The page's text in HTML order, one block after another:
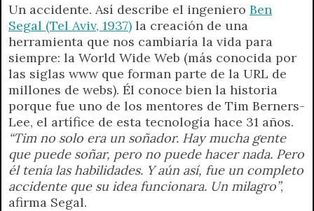
Un accidente. Así describe el ingeniero Ben
Segal (Tel Aviv, 1937) la creación de una
herramienta que nos cambiaría la vida para
siempre: la World Wide Web (más conocida por
las siglas www que forman parte de la URL de
millones de webs). Él conoce bien la historia
porque fue uno de los mentores de Tim Berners-
Lee, el artífice de esta tecnología hace 31 años.
“Tim no solo era un soñador. Hay mucha gente
que puede soñar, pero no puede hacer nada. Pero
él tenía las habilidades. Y aún así, fue un completo
accidente que su idea funcionara. Un milagro”,
afirma Segal.